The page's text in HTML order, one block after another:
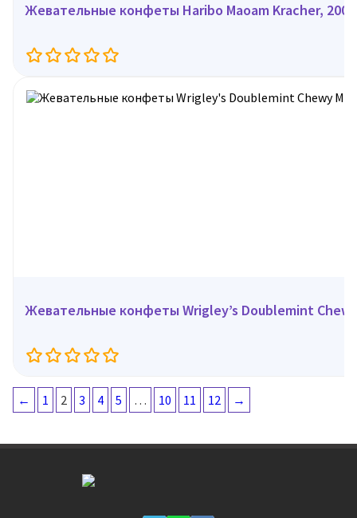
Жевательные конфеты Haribo Maoam Kracher, 200
Жевательные конфеты Wrigley’s Doublemint
← 1 2 3 4 5 … 10 11 12 →